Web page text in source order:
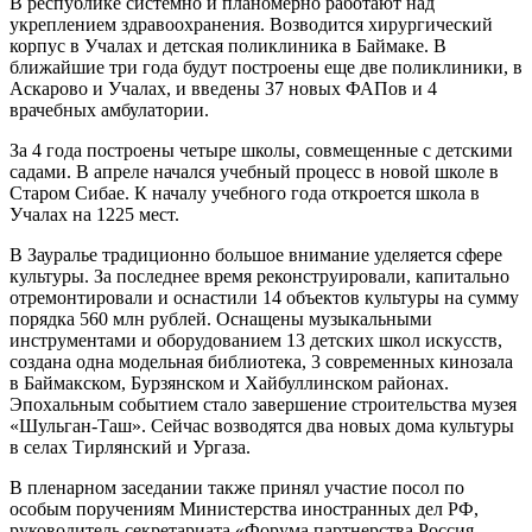
укреплением здравоохранения. Возводится хирургический
корпус в Учалах и детская поликлиника в Баймаке. В
ближайшие три года будут построены еще две поликлиники, в
Аскарово и Учалах, и введены 37 новых ФАПов и 4
врачебных амбулатории.
За 4 года построены четыре школы, совмещенные с детскими
садами. В апреле начался учебный процесс в новой школе в
Старом Сибае. К началу учебного года откроется школа в
Учалах на 1225 мест.
В Зауралье традиционно большое внимание уделяется сфере
культуры. За последнее время реконструировали, капитально
отремонтировали и оснастили 14 объектов культуры на сумму
порядка 560 млн рублей. Оснащены музыкальными
инструментами и оборудованием 13 детских школ искусств,
создана одна модельная библиотека, 3 современных кинозала
в Баймакском, Бурзянском и Хайбуллинском районах.
Эпохальным событием стало завершение строительства музея
«Шульган-Таш». Сейчас возводятся два новых дома культуры
в селах Тирлянский и Ургаза.
В пленарном заседании также принял участие посол по
особым поручениям Министерства иностранных дел РФ,